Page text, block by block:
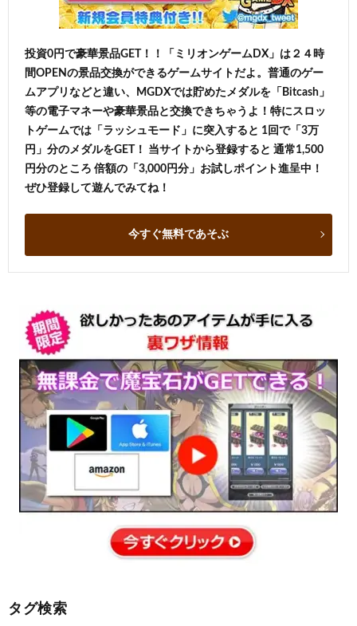
投資0円で豪華景品GET！！「ミリオンゲームDX」は２４時
間OPENの景品交換ができるゲームサイトだよ。普通のゲー
ムアプリなどと違い、MGDXでは貯めたメダルを「Bitcash」
等の電子マネーや豪華景品と交換できちゃうよ！特にスロッ
トゲームでは「ラッシュモード」に突入すると 1回で「3万
円」分のメダルをGET！ 当サイトから登録すると 通常1,500
円分のところ 倍額の「3,000円分」お試しポイント進呈中！
ぜひ登録して遊んでみてね！
今すぐ無料であそぶ
タグ検索